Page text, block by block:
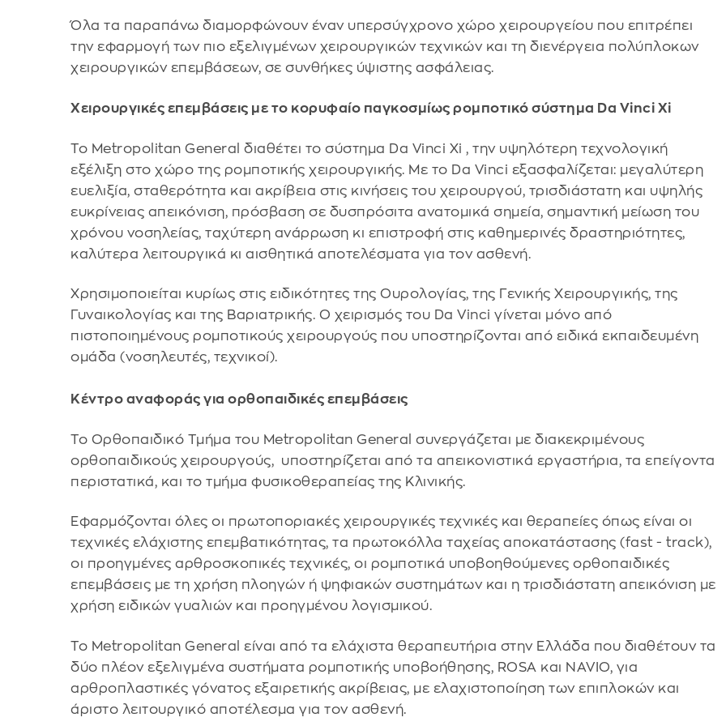
Όλα τα παραπάνω διαμορφώνουν έναν υπερσύγχρονο χώρο χειρουργείου που επιτρέπει
την εφαρμογή των πιο εξελιγμένων χειρουργικών τεχνικών και τη διενέργεια πολύπλοκων
χειρουργικών επεμβάσεων, σε συνθήκες ύψιστης ασφάλειας.
Xειρουργικές επεμβάσεις με το κορυφαίο παγκοσμίως ρομποτικό σύστημα Da Vinci Xi
Το Metropolitan General διαθέτει το σύστημα Da Vinci Xi , την υψηλότερη τεχνολογική
εξέλιξη στο χώρο της ρομποτικής χειρουργικής. Με το Da Vinci εξασφαλίζεται: μεγαλύτερη
ευελιξία, σταθερότητα και ακρίβεια στις κινήσεις του χειρουργού, τρισδιάστατη και υψηλής
ευκρίνειας απεικόνιση, πρόσβαση σε δυσπρόσιτα ανατομικά σημεία, σημαντική μείωση του
χρόνου νοσηλείας, ταχύτερη ανάρρωση κι επιστροφή στις καθημερινές δραστηριότητες,
καλύτερα λειτουργικά κι αισθητικά αποτελέσματα για τον ασθενή.
Χρησιμοποιείται κυρίως στις ειδικότητες της Ουρολογίας, της Γενικής Χειρουργικής, της
Γυναικολογίας και της Βαριατρικής. Ο χειρισμός του Da Vinci γίνεται μόνο από
πιστοποιημένους ρομποτικούς χειρουργούς που υποστηρίζονται από ειδικά εκπαιδευμένη
ομάδα (νοσηλευτές, τεχνικοί).
Κέντρο αναφοράς για ορθοπαιδικές επεμβάσεις
Το Ορθοπαιδικό Τμήμα του Metropolitan General συνεργάζεται με διακεκριμένους
ορθοπαιδικούς χειρουργούς, υποστηρίζεται από τα απεικονιστικά εργαστήρια, τα επείγοντα
περιστατικά, και το τμήμα φυσικοθεραπείας της Κλινικής.
Εφαρμόζονται όλες οι πρωτοποριακές χειρουργικές τεχνικές και θεραπείες όπως είναι οι
τεχνικές ελάχιστης επεμβατικότητας, τα πρωτοκόλλα ταχείας αποκατάστασης (fast - track),
οι προηγμένες αρθροσκοπικές τεχνικές, οι ρομποτικά υποβοηθούμενες ορθοπαιδικές
επεμβάσεις με τη χρήση πλοηγών ή ψηφιακών συστημάτων και η τρισδιάστατη απεικόνιση με
χρήση ειδικών γυαλιών και προηγμένου λογισμικού.
Το Metropolitan General είναι από τα ελάχιστα θεραπευτήρια στην Ελλάδα που διαθέτουν τα
δύο πλέον εξελιγμένα συστήματα ρομποτικής υποβοήθησης, ROSA και NAVIO, για
αρθροπλαστικές γόνατος εξαιρετικής ακρίβειας, με ελαχιστοποίηση των επιπλοκών και
άριστο λειτουργικό αποτέλεσμα για τον ασθενή.